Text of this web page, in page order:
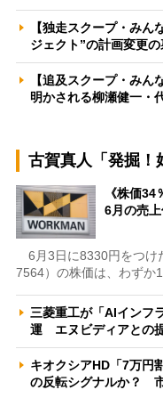
【独走スクープ・みん
ジェクト”の計画変更
【追及スクープ・み
明かされる柳瀬健一・
古賀真人「発掘！
《株価
6月の売
6月3日に8330円をつけ
7564）の株価は、わずか
三菱重工が「AIインフ
運 エヌビディアとの
キオクシアHD「7万円
の反転シグナルか？